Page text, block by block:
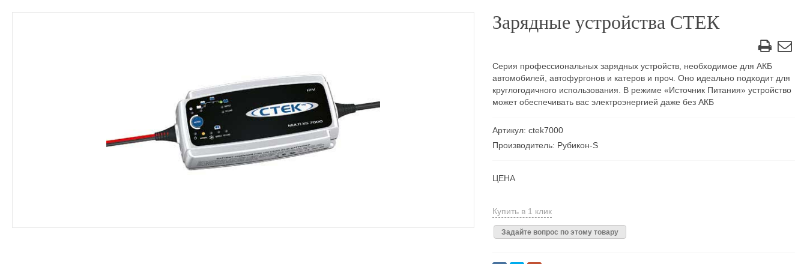
Зарядные устройства СТЕК
Серия профессиональных зарядных устройств, необходимое для АКБ
автомобилей, автофургонов и катеров и проч. Оно идеально подходит для
круглогодичного использования. В режиме «Источник Питания» устройство
может обеспечивать вас электроэнергией даже без АКБ
Артикул: ctek7000
Производитель: Рубикон-S
ЦЕНА
Купить в 1 клик
Задайте вопрос по этому товару